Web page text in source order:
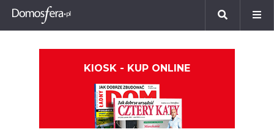
KIOSK - KUP ONLINE